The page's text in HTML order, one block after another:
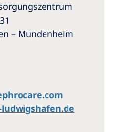
– Mundenheim